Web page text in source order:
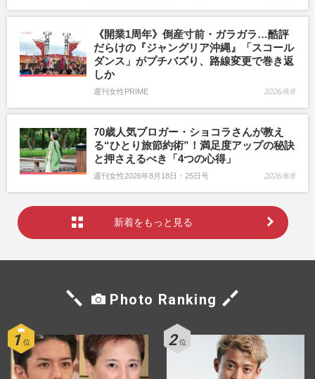
《開業1周年》倒産寸前・ガラガラ…酷評
だらけの『ジャングリア沖縄』「スコール
ダンス」がプチバズり、路線変更で巻き返
しか
週刊女性PRIME 2026/8/8
70歳人気ブロガー・ショコラさんが教え
る“ひとり旅節約術”！満足度アップの秘訣
と押さえるべき「4つの心得」
週刊女性2026年8月18日・25日号 2026/8/8
新着をもっと見る
Photo Ranking